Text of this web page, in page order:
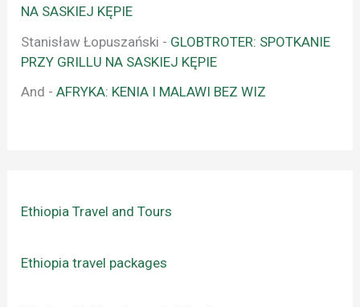
NA SASKIEJ KĘPIE
Stanisław Łopuszański - GLOBTROTER: SPOTKANIE
PRZY GRILLU NA SASKIEJ KĘPIE
And -AFRYKA: KENIA I MALAWI BEZ WIZ
Ethiopia Travel and Tours
Ethiopia travel packages